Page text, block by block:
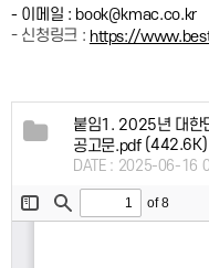
- 이메일 : book@kmac.co.kr
- 신청링크 : https://
붙임1. 2025년 대한
공고문.pdf(442.6K)
DATE : 2025-06-16